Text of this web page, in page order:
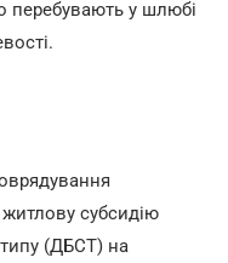
перебувають у шлюбі
субсидію
(ДБСТ) на